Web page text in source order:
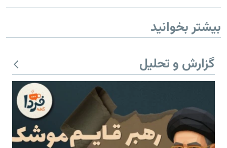
بیشتر بخوانید
گزارش و تحلیل